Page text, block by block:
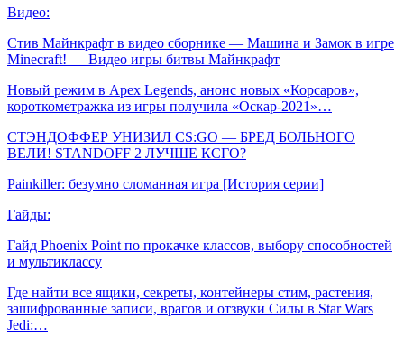
Видео:
Стив Майнкрафт в видео сборнике — Машина и Замок в игре
Minecraft! — Видео игры битвы Майнкрафт
Новый режим в Apex Legends, анонс новых «Корсаров»,
короткометражка из игры получила «Оскар-2021»…
СТЭНДОФФЕР УНИЗИЛ CS:GO — БРЕД БОЛЬНОГО
ВЕЛИ! STANDOFF 2 ЛУЧШЕ КСГО?
Painkiller: безумно сломанная игра [История серии]
Гайды:
Гайд Phoenix Point по прокачке классов, выбору способностей
и мультиклассу
Где найти все ящики, секреты, контейнеры стим, растения,
зашифрованные записи, врагов и отзвуки Силы в Star Wars
Jedi:…